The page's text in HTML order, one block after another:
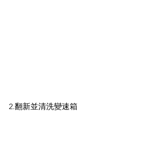
2.翻新並清洗變速箱